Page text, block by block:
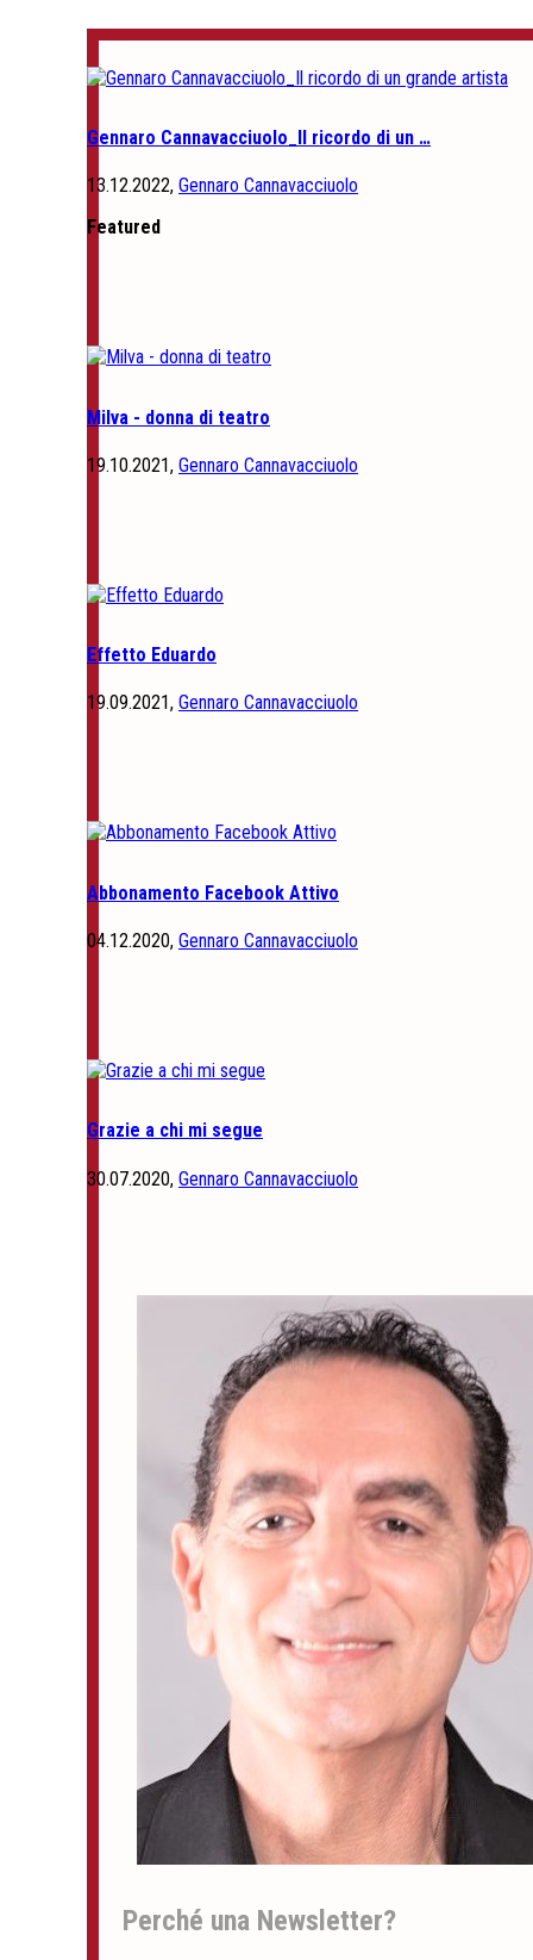
Gennaro Cannavacciuolo_Il ricordo di un …
13.12.2022, Gennaro Cannavacciuolo
Featured
Milva - donna di teatro
19.10.2021, Gennaro Cannavacciuolo
Effetto Eduardo
19.09.2021, Gennaro Cannavacciuolo
Abbonamento Facebook Attivo
04.12.2020, Gennaro Cannavacciuolo
Grazie a chi mi segue
30.07.2020, Gennaro Cannavacciuolo
Perché una Newsletter?